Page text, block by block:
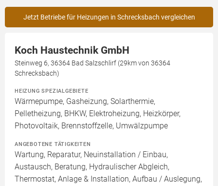
Jetzt Betriebe für Heizungen in Schrecksbach vergleichen
Koch Haustechnik GmbH
Steinweg 6, 36364 Bad Salzschlirf (29km von 36364
Schrecksbach)
HEIZUNG SPEZIALGEBIETE
Wärmepumpe, Gasheizung, Solarthermie,
Pelletheizung, BHKW, Elektroheizung, Heizkörper,
Photovoltaik, Brennstoffzelle, Umwälzpumpe
ANGEBOTENE TÄTIGKEITEN
Wartung, Reparatur, Neuinstallation / Einbau,
Austausch, Beratung, Hydraulischer Abgleich,
Thermostat, Anlage & Installation, Aufbau / Auslegung,